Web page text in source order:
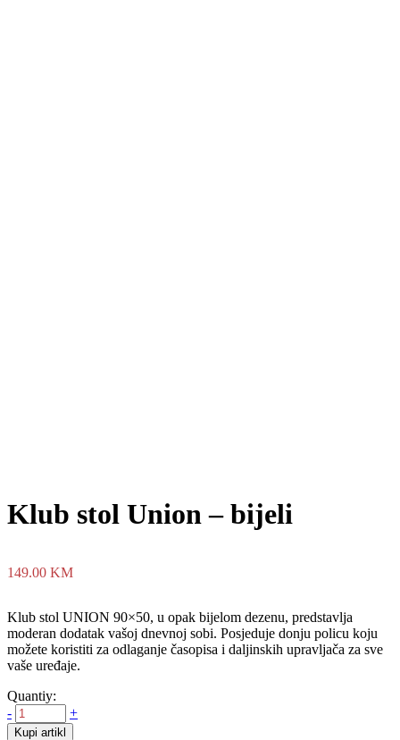
Klub stol Union – bijeli
149.00 KM
Klub stol UNION 90×50, u opak bijelom dezenu, predstavlja
moderan dodatak vašoj dnevnoj sobi. Posjeduje donju policu koju
možete koristiti za odlaganje časopisa i daljinskih upravljača za sve
vaše uređaje.
Quantiy:
-
+
Kupi artikl